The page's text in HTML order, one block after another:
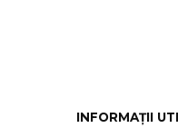
INFORMAȚII